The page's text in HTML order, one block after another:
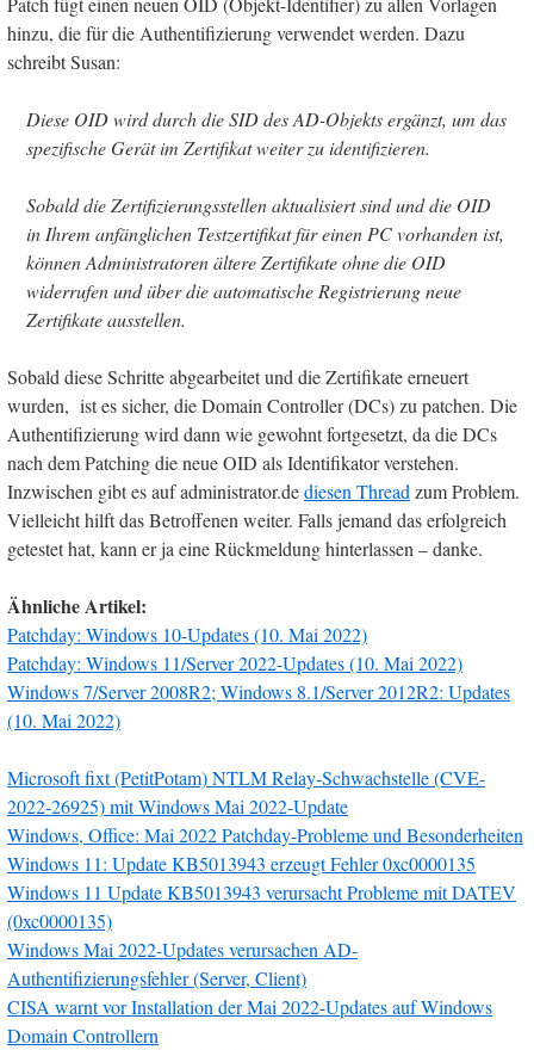
hinzu, die für die Authentifizierung verwendet werden. Dazu
schreibt Susan:
Diese OID wird durch die SID des AD-Objekts ergänzt, um das
spezifische Gerät im Zertifikat weiter zu identifizieren.
Sobald die Zertifizierungsstellen aktualisiert sind und die OID
in Ihrem anfänglichen Testzertifikat für einen PC vorhanden ist,
können Administratoren ältere Zertifikate ohne die OID
widerrufen und über die automatische Registrierung neue
Zertifikate ausstellen.
Sobald diese Schritte abgearbeitet und die Zertifikate erneuert
wurden, ist es sicher, die Domain Controller (DCs) zu patchen. Die
Authentifizierung wird dann wie gewohnt fortgesetzt, da die DCs
nach dem Patching die neue OID als Identifikator verstehen.
Inzwischen gibt es auf administrator.dediesen Threadzum Problem.
Vielleicht hilft das Betroffenen weiter. Falls jemand das erfolgreich
getestet hat, kann er ja eine Rückmeldung hinterlassen – danke.
Ähnliche Artikel:
Patchday: Windows 10-Updates (10. Mai 2022)
Patchday: Windows 11/Server 2022-Updates (10. Mai 2022)
Windows 7/Server 2008R2; Windows 8.1/Server 2012R2: Updates
(10. Mai 2022)
Microsoft fixt (PetitPotam) NTLM Relay-Schwachstelle (CVE-
2022-26925) mit Windows Mai 2022-Update
Windows, Office: Mai 2022 Patchday-Probleme und Besonderheiten
Windows 11: Update KB5013943 erzeugt Fehler 0xc0000135
Windows 11 Update KB5013943 verursacht Probleme mit DATEV
(0xc0000135)
Windows Mai 2022-Updates verursachen AD-
Authentifizierungsfehler (Server, Client)
CISA warnt vor Installation der Mai 2022-Updates auf Windows
Domain Controllern